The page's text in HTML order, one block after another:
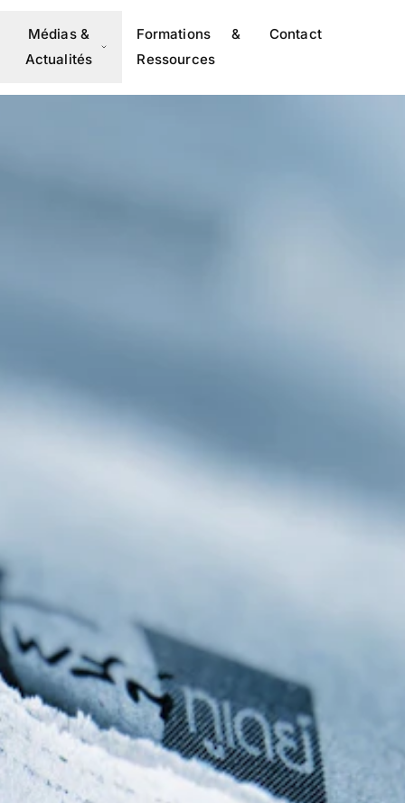
Médias &
Actualités
Formations &
Ressources
Contact